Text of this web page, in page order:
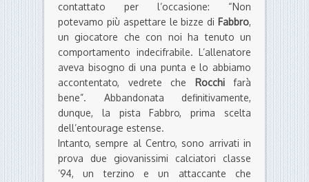
contattato per l’occasione: “Non
potevamo più aspettare le bizze di Fabbro,
un giocatore che con noi ha tenuto un
comportamento indecifrabile. L’allenatore
aveva bisogno di una punta e lo abbiamo
accontentato, vedrete che Rocchifarà
bene”. Abbandonata definitivamente,
dunque, la pista Fabbro, prima scelta
dell’entourage estense.
Intanto, sempre al Centro, sono arrivati in
prova due giovanissimi calciatori classe
’94, un terzino e un attaccante che